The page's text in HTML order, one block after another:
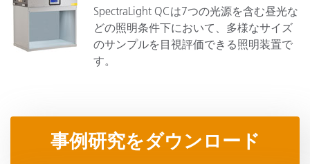
SpectraLight QCは7つの光源を含む昼光な
どの照明条件下において、多様なサイズ
のサンプルを目視評価できる照明装置で
す。
事例研究をダウンロード